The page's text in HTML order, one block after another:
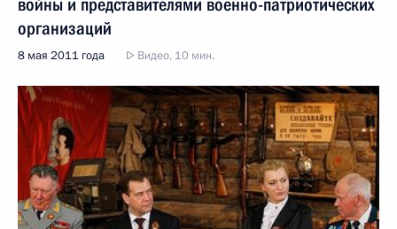
войны и представителями военно-патриотических
организаций
8 мая 2011 года Видео, 10 мин.